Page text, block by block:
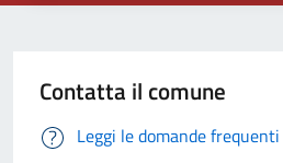
Contatta il comune
Leggi le domande frequenti